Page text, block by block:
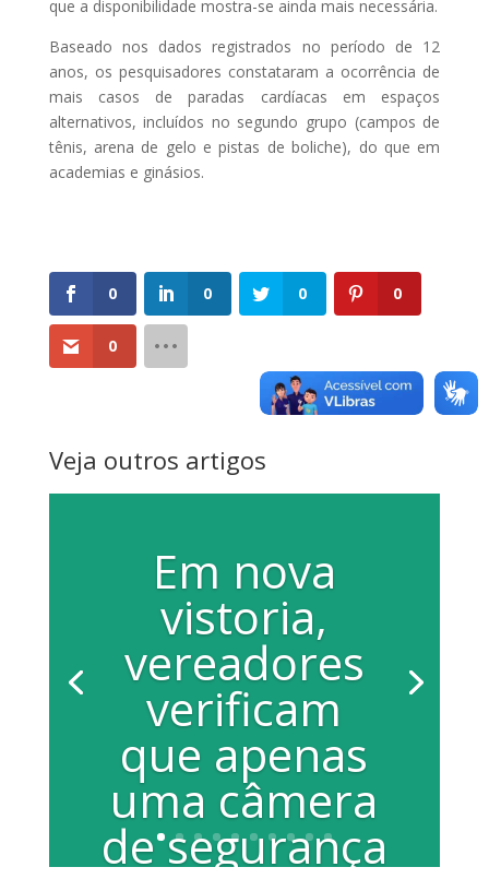
que a disponibilidade mostra-se ainda mais necessária.
Baseado nos dados registrados no período de 12
anos, os pesquisadores constataram a ocorrência de
mais casos de paradas cardíacas em espaços
alternativos, incluídos no segundo grupo (campos de
tênis, arena de gelo e pistas de boliche), do que em
academias e ginásios.
0 0 0 0
0
Veja outros artigos
Em nova
vistoria,
vereadores
verificam
que apenas
uma câmera
de segurança